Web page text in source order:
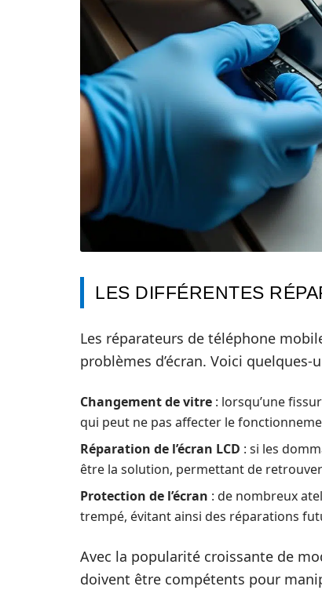
LES DIFFÉRENTES
Les réparateurs de téléphone
problèmes d’écran. Voici
Changement de vitre : lorsqu’une
qui peut ne pas affecter le
Réparation de l’écran LCD : si les
être la solution, permettant de
Protection de l’écran : de nombreux
trempé, évitant ainsi des réparations
Avec la popularité croissante de
doivent être compétents pour